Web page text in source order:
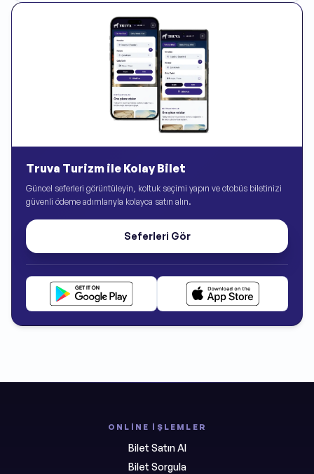
Truva Turizm ile Kolay Bilet
Güncel seferleri görüntüleyin, koltuk seçimi yapın ve otobüs biletinizi
güvenli ödeme adımlarıyla kolayca satın alın.
Seferleri Gör
ONLINE İŞLEMLER
Bilet Satın Al
Bilet Sorgula